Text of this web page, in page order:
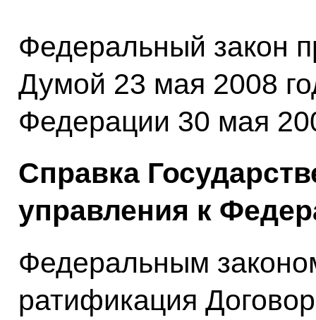
Федеральный закон
Думой 23 мая 2008
Федерации 30 мая
Справка
управления к
Федеральным
ратификация